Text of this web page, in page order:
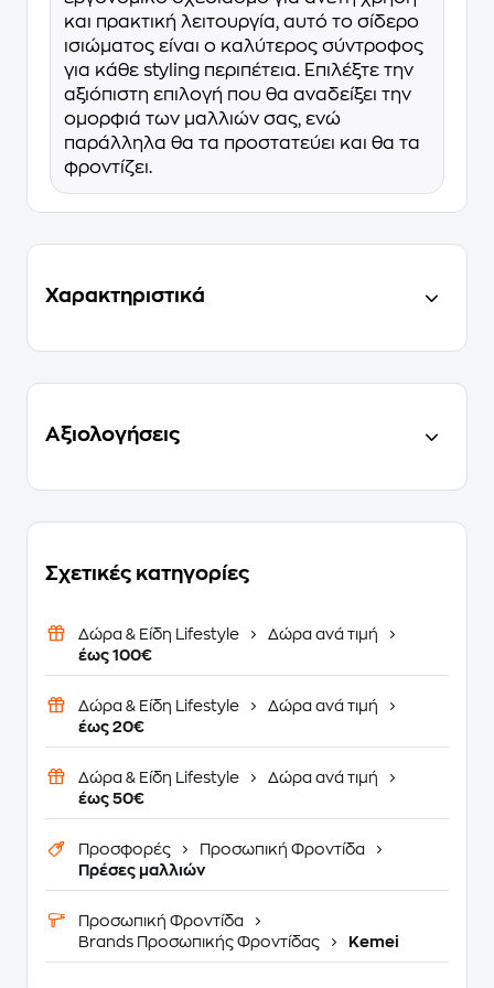
και πρακτική λειτουργία, αυτό το σίδερο
ισιώματος είναι ο καλύτερος σύντροφος
για κάθε styling περιπέτεια. Επιλέξτε την
αξιόπιστη επιλογή που θα αναδείξει την
ομορφιά των μαλλιών σας, ενώ
παράλληλα θα τα προστατεύει και θα τα
φροντίζει.
Χαρακτηριστικά
Αξιολογήσεις
Σχετικές κατηγορίες
Δώρα & Είδη Lifestyle
Δώρα ανά τιμή
έως 100€
Δώρα & Είδη Lifestyle
Δώρα ανά τιμή
έως 20€
Δώρα & Είδη Lifestyle
Δώρα ανά τιμή
έως 50€
Προσφορές
Προσωπική Φροντίδα
Πρέσες μαλλιών
Προσωπική Φροντίδα
Brands Προσωπικής Φροντίδας
Kemei